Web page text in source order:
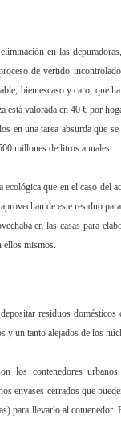
en las
de vertido
bien escaso y caro, que
está valorada en 40 € por
en una tarea absurda que
millones de litros anuales.
que en el caso del
de este residuo
en las casas para
ellos mismos.
residuos
y un tanto alejados de los
los contenedores
envases cerrados que
para llevarlo al